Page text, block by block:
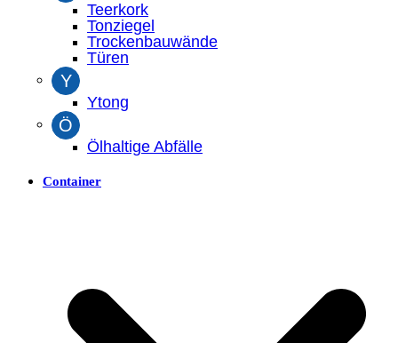
Teerkork
Tonziegel
Trockenbauwände
Türen
Y
Ytong
Ö
Ölhaltige Abfälle
Container